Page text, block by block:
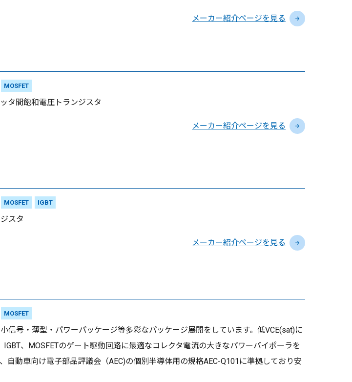
メーカー紹介ページを見る
MOSFET
タ間飽和電圧トランジスタ
メーカー紹介ページを見る
MOSFET IGBT
スタ
メーカー紹介ページを見る
MOSFET
信号・薄型・パワーパッケージ等多彩なパッケージ展開をしています。低VCE(sat)に
、MOSFETのゲート駆動回路に最適なコレクタ電流の大きなパワーバイポーラを
自動車向け電子部品評議会（AEC)の個別半導体用の規格AEC-Q101に準拠しており安